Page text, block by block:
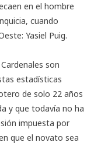
en el hombre
cuando
Yasiel Puig.
son
estadísticas
de solo 22 años
y que todavía no ha
impuesta por
que el novato sea